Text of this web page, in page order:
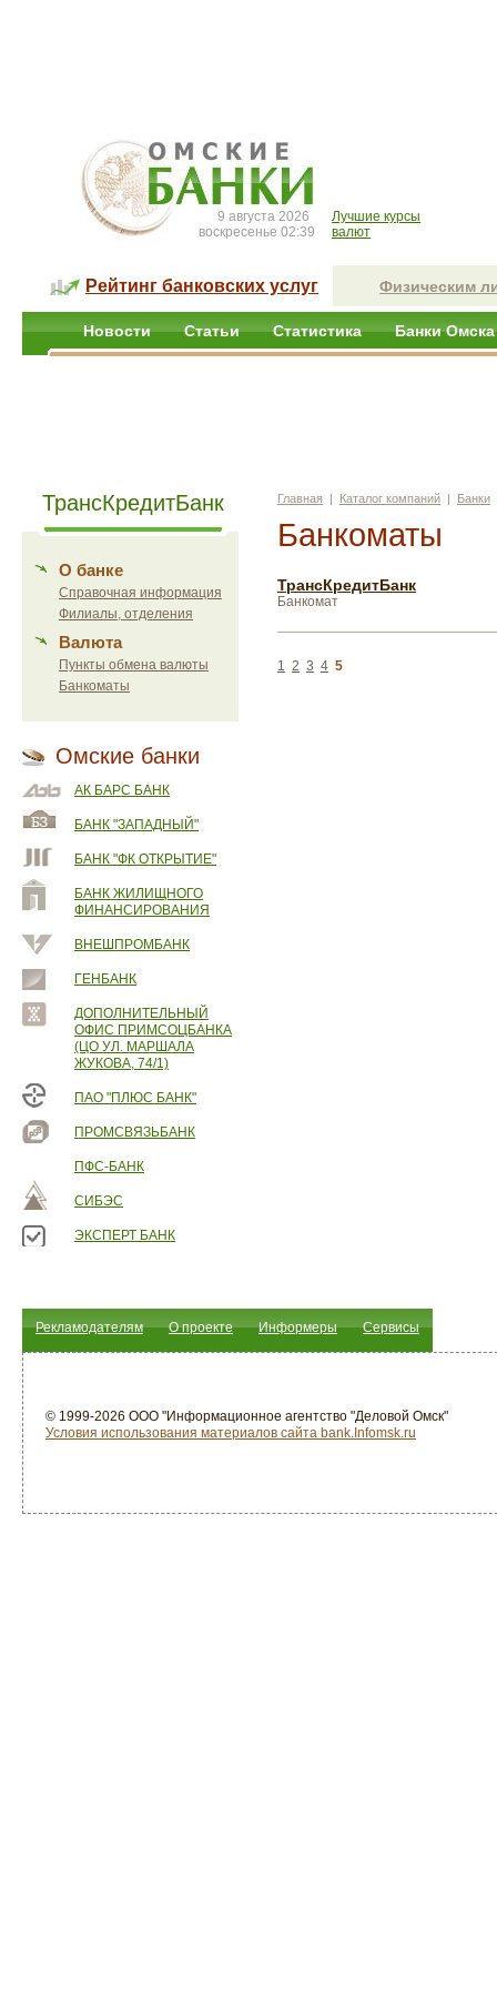
9 августа 2026
воскресенье 02:39
Лучшие курсы
валют
Рейтинг банковских услуг Физическим
Новости Статьи Статистика Банки Омска
ТрансКредитБанк
О банке
Справочная информация
Филиалы, отделения
Валюта
Пункты обмена валюты
Банкоматы
Омские банки
АК БАРС БАНК
БАНК "ЗАПАДНЫЙ"
БАНК "ФК ОТКРЫТИЕ"
БАНК ЖИЛИЩНОГО
ФИНАНСИРОВАНИЯ
ВНЕШПРОМБАНК
ГЕНБАНК
ДОПОЛНИТЕЛЬНЫЙ
ОФИС ПРИМСОЦБАНКА
(ЦО УЛ. МАРШАЛА
ЖУКОВА, 74/1)
ПАО "ПЛЮС БАНК"
ПРОМСВЯЗЬБАНК
ПФС-БАНК
СИБЭС
ЭКСПЕРТ БАНК
Главная | Каталог компаний | Банки
Банкоматы
ТрансКредитБанк
Банкомат
1 2 3 4 5
Рекламодателям О проекте Информеры Сервисы
© 1999-2026 ООО "Информационное агентство "Деловой Омск"
Условия использования материалов сайта bank.Infomsk.ru